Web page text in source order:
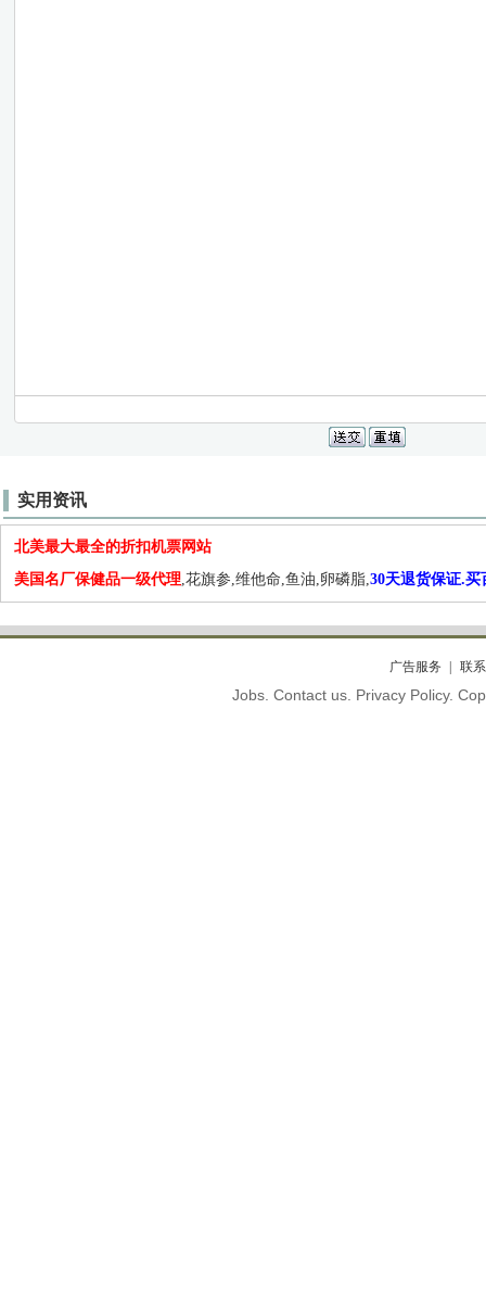
实用资讯
北美最大最全的折扣机票网站
美国名厂保健品一级代理,花旗参,维他命,鱼油,卵磷脂,30天退货保证.买
广告服务 联
Jobs. Contact us. Privacy Policy.